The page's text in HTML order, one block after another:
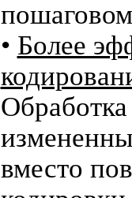
• Более
Обработка
вместо